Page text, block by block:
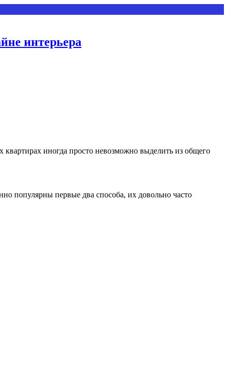
интерьера
квартирах иногда просто невозможно выделить из общего
популярны первые два способа, их довольно часто